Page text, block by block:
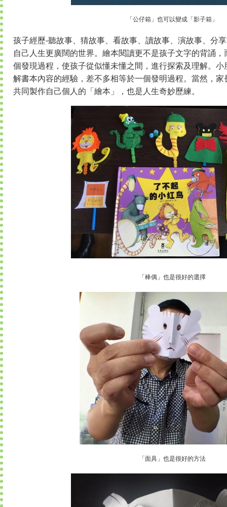
「公仔箱」也可以變成「影子箱」
孩子經歷-聽故事、猜故事、看故事、讀故事、演故事、分
自己人生更廣闊的世界。繪本閱讀更不是孩子文字的背誦
個發現過程，使孩子從似懂未懂之間，進行探索及理解。
解書本內容的經驗，差不多相等於一個發明過程。當然，
共同製作自己個人的「繪本」，也是人生奇妙歷練。
「棒偶」也是很好的選擇
「面具」也是很好的方法